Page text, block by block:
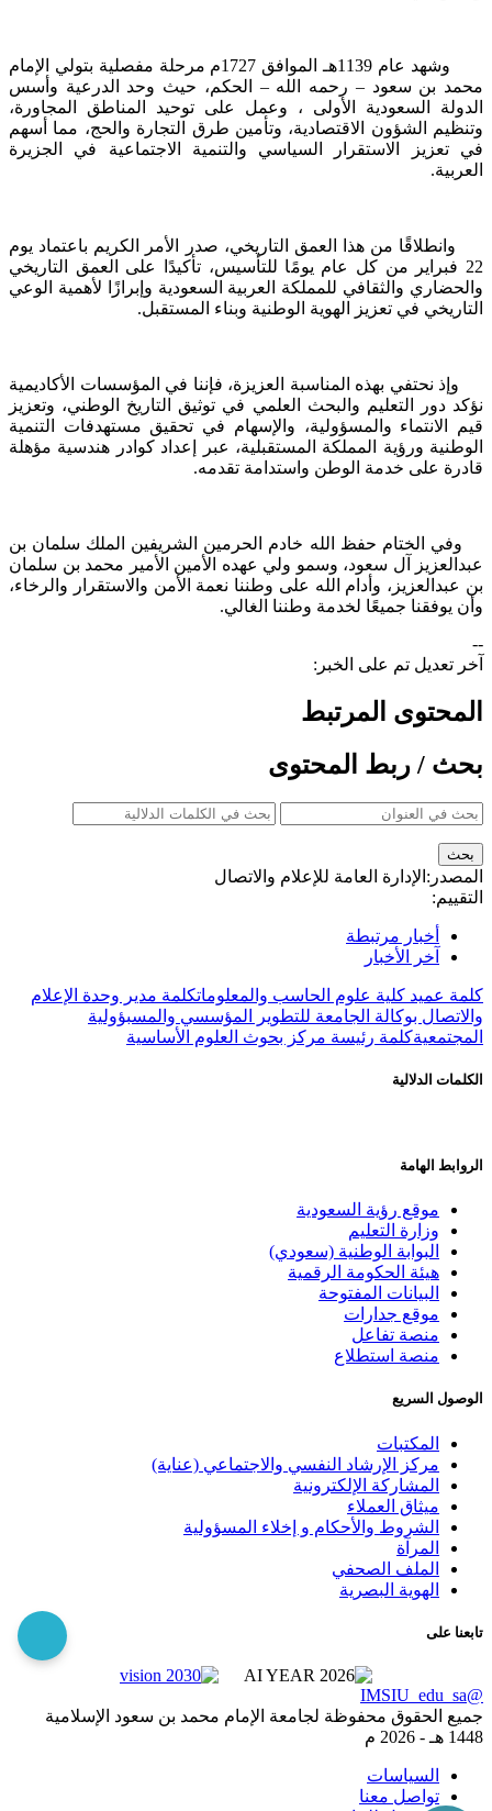
وشهد عام 1139هـ الموافق 1727م مرحلة مفصلية بتولي الإمام
محمد بن سعود – رحمه الله – الحكم، حيث وحد الدرعية وأسس
الدولة السعودية الأولى ، وعمل على توحيد المناطق المجاورة،
وتنظيم الشؤون الاقتصادية، وتأمين طرق التجارة والحج، مما أسهم
في تعزيز الاستقرار السياسي والتنمية الاجتماعية في الجزيرة
العربية.
وانطلاقًا من هذا العمق التاريخي، صدر الأمر الكريم باعتماد يوم
22 فبراير من كل عام يومًا للتأسيس، تأكيدًا على العمق التاريخي
والحضاري والثقافي للمملكة العربية السعودية وإبرازًا لأهمية الوعي
التاريخي في تعزيز الهوية الوطنية وبناء المستقبل.
وإذ نحتفي بهذه المناسبة العزيزة، فإننا في المؤسسات الأكاديمية
نؤكد دور التعليم والبحث العلمي في توثيق التاريخ الوطني، وتعزيز
قيم الانتماء والمسؤولية، والإسهام في تحقيق مستهدفات التنمية
الوطنية ورؤية المملكة المستقبلية، عبر إعداد كوادر هندسية مؤهلة
قادرة على خدمة الوطن واستدامة تقدمه.
وفي الختام حفظ الله خادم الحرمين الشريفين الملك سلمان بن
عبدالعزيز آل سعود، وسمو ولي عهده الأمين الأمير محمد بن سلمان
بن عبدالعزيز، وأدام الله على وطننا نعمة الأمن والاستقرار والرخاء،
وأن يوفقنا جميعًا لخدمة وطننا الغالي.
--
آخر تعديل تم على الخبر:
المحتوى المرتبط
بحث / ربط المحتوى
المصدر: الإدارة العامة للإعلام والاتصال
التقييم:
أخبار مرتبطة
آخر الأخبار
كلمة عميد كلية علوم الحاسب والمعلوماتكلمة مدير وحدة الإعلام
والاتصال بوكالة الجامعة للتطوير المؤسسي والمسبؤولية
المجتمعيةكلمة رئيسة مركز بحوث العلوم الأساسية
الكلمات الدلالية
الروابط الهامة
موقع رؤية السعودية
وزارة التعليم
البوابة الوطنية (سعودي)
هيئة الحكومة الرقمية
البيانات المفتوحة
موقع جدارات
منصة تفاعل
منصة استطلاع
الوصول السريع
المكتبات
مركز الإرشاد النفسي والاجتماعي (عناية)
المشاركة الإلكترونية
ميثاق العملاء
الشروط والأحكام و إخلاء المسؤولية
المرآة
الملف الصحفي
الهوية البصرية
تابعنا على
@IMSIU_edu_sa
جميع الحقوق محفوظة لجامعة الإمام محمد بن سعود الإسلامية
1448 هـ -
2026 م
السياسات
تواصل معنا